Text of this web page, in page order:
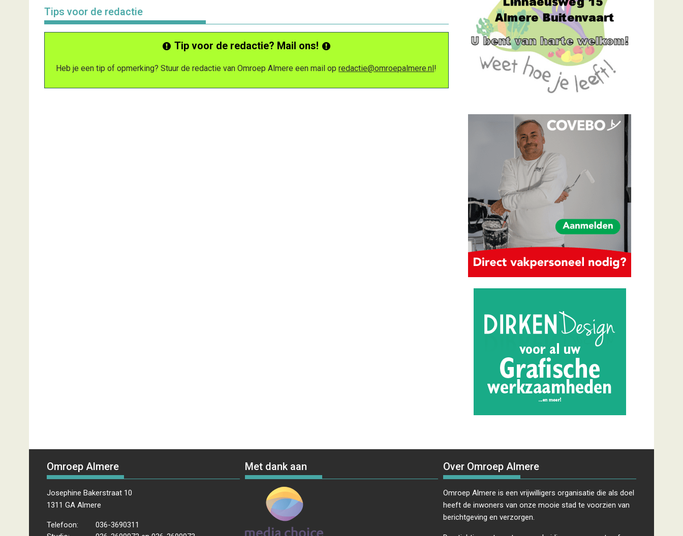
Tips voor de redactie
Tip voor de redactie? Mail ons!
Heb je een tip of opmerking? Stuur de redactie van Omroep Almere een mail opredactie@omroepalmere.nl!
Omroep Almere
Josephine Bakerstraat 10
1311 GA Almere
Telefoon:
036-3690311
Met dank aan Over Omroep Almere
Omroep Almere is een vrijwilligers organisatie die als doel
heeft de inwoners van onze mooie stad te voorzien van
berichtgeving en verzorgen.